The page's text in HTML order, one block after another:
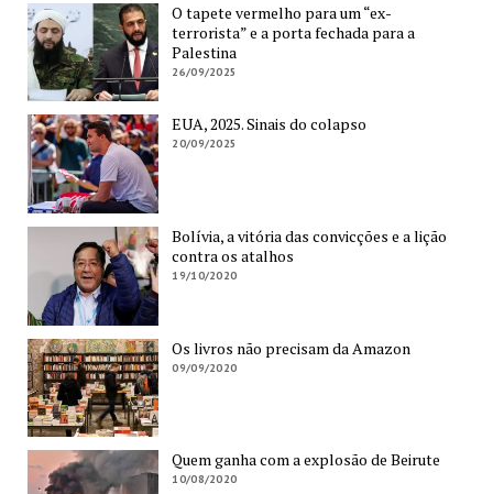
O tapete vermelho para um “ex-
terrorista” e a porta fechada para a
Palestina
26/09/2025
EUA, 2025. Sinais do colapso
20/09/2025
Bolívia, a vitória das convicções e a lição
contra os atalhos
19/10/2020
Os livros não precisam da Amazon
09/09/2020
Quem ganha com a explosão de Beirute
10/08/2020